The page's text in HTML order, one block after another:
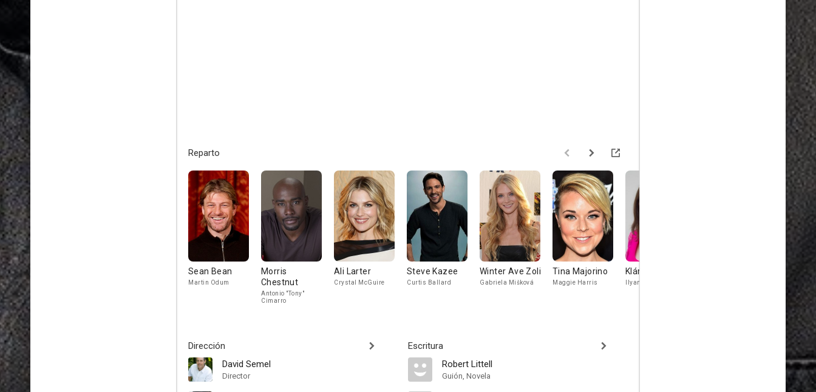
Reparto
Sean Bean
Martin Odum
Morris
Chestnut
Antonio "Tony"
Cimarro
Ali Larter
Crystal McGuire
Steve Kazee
Curtis Ballard
Winter Ave Zoli
Gabriela Mišková
Tina Majorino
Maggie Harris
Klára Issová
Ilyana Crawford
Aisling
Franciosi
Kate Crawford
Dirección
David Semel
Director
Escritura
Robert Littell
Guión, Novela